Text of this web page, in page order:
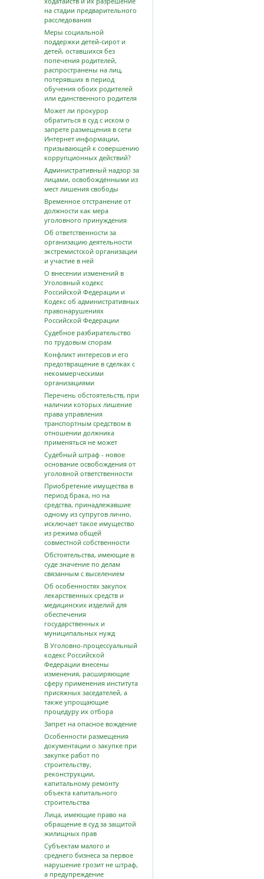
на стадии предварительного
расследования
Меры социальной
поддержки детей-сирот и
детей, оставшихся без
попечения родителей,
распространены на лиц,
потерявших в период
обучения обоих родителей
или единственного родителя
Может ли прокурор
обратиться в суд с иском о
запрете размещения в сети
Интернет информации,
призывающей к совершению
коррупционных действий?
Административный надзор за
лицами, освобождёнными из
мест лишения свободы
Временное отстранение от
должности как мера
уголовного принуждения
Об ответственности за
организацию деятельности
экстремистской организации
и участие в ней
О внесении изменений в
Уголовный кодекс
Российской Федерации и
Кодекс об административных
правонарушениях
Российской Федерации
Судебное разбирательство
по трудовым спорам
Конфликт интересов и его
предотвращение в сделках с
некоммерческими
организациями
Перечень обстоятельств, при
наличии которых лишение
права управления
транспортным средством в
отношении должника
применяться не может
Судебный штраф - новое
основание освобождения от
уголовной ответственности
Приобретение имущества в
период брака, но на
средства, принадлежавшие
одному из супругов лично,
исключает такое имущество
из режима общей
совместной собственности
Обстоятельства, имеющие в
суде значение по делам
связанным с выселением
Об особенностях закупок
лекарственных средств и
медицинских изделий для
обеспечения
государственных и
муниципальных нужд
В Уголовно-процессуальный
кодекс Российской
Федерации внесены
изменения, расширяющие
сферу применения института
присяжных заседателей, а
также упрощающие
процедуру их отбора
Запрет на опасное вождение
Особенности размещения
документации о закупке при
закупке работ по
строительству,
реконструкции,
капитальному ремонту
объекта капитального
строительства
Лица, имеющие право на
обращение в суд за защитой
жилищных прав
Субъектам малого и
среднего бизнеса за первое
нарушение грозит не штраф,
а предупреждение